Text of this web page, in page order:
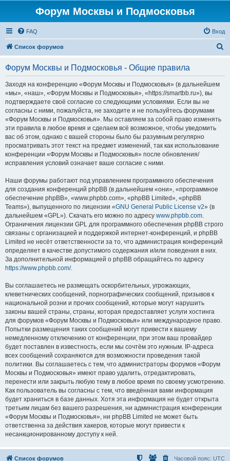
Форум Москвы и Подмосковья
FAQ Вход
Список форумов
Форум Москвы и Подмосковья - Общие правила
Заходя на конференцию «Форум Москвы и Подмосковья» (в дальнейшем
«мы», «наш», «Форум Москвы и Подмосковья», «https://smartbb.ru»), вы
подтверждаете своё согласие со следующими условиями. Если вы не
согласны с ними, пожалуйста, не заходите и не пользуйтесь форумами
«Форум Москвы и Подмосковья». Мы оставляем за собой право изменять
эти правила в любое время и сделаем всё возможное, чтобы уведомить
вас об этом, однако с вашей стороны было бы разумным регулярно
просматривать этот текст на предмет изменений, так как использование
конференции «Форум Москвы и Подмосковья» после обновления/
исправления условий означает ваше согласие с ними.
Наши форумы работают под управлением программного обеспечения
для создания конференций phpBB (в дальнейшем «они», «программное
обеспечение phpBB», «www.phpbb.com», «phpBB Limited», «phpBB
Teams»), выпущенного по лицензии «GNU General Public License v2» (в
дальнейшем «GPL»). Скачать его можно по адресу www.phpbb.com.
Ограничения лицензии GPL для программного обеспечения phpBB строго
связаны с организацией и поддержкой интернет-конференций, и phpBB
Limited не несёт ответственности за то, что администрация конференций
определяет в качестве допустимого содержания и/или поведения в них.
За дополнительной информацией о phpBB обращайтесь по адресу
https://www.phpbb.com/.
Вы соглашаетесь не размещать оскорбительных, угрожающих,
клеветнических сообщений, порнографических сообщений, призывов к
национальной розни и прочих сообщений, которые могут нарушить
законы вашей страны, страны, которая предоставляет услуги хостинга
для форумов «Форум Москвы и Подмосковья» или международное право.
Попытки размещения таких сообщений могут привести к вашему
немедленному отключению от конференции, при этом ваш провайдер
будет поставлен в известность, если мы сочтём это нужным. IP-адреса
всех сообщений сохраняются для возможности проведения такой
политики. Вы соглашаетесь с тем, что администраторы форумов «Форум
Москвы и Подмосковья» имеют право удалить, отредактировать,
перенести или закрыть любую тему в любое время по своему усмотрению.
Как пользователь вы согласны с тем, что введённая вами информация
будет храниться в базе данных. Хотя эта информация не будет открыта
третьим лицам без вашего разрешения, ни администрация конференции
«Форум Москвы и Подмосковья», ни phpBB Limited не может быть
ответственна за действия хакеров, которые могут привести к
несанкционированному доступу к ней.
Список форумов Часовой пояс: UTC